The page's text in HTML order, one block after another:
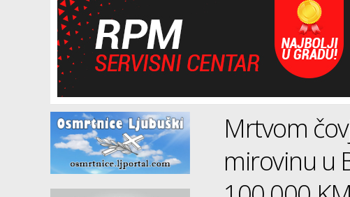
Mrtvom
mirovinu u